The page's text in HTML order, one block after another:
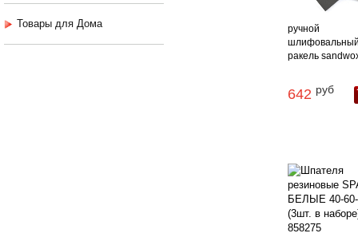
Товары для Дома
ручной
ракель
642 руб